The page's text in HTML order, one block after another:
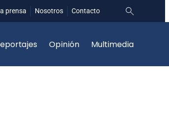
prensa Nosotros Contacto
Opinión Multimedia